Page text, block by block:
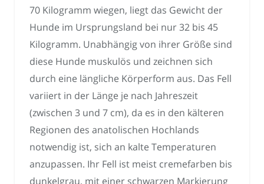
70 Kilogramm wiegen, liegt das Gewicht der
Hunde im Ursprungsland bei nur 32 bis 45
Kilogramm. Unabhängig von ihrer Größe sind
diese Hunde muskulös und zeichnen sich
durch eine längliche Körperform aus. Das Fell
variiert in der Länge je nach Jahreszeit
(zwischen 3 und 7 cm), da es in den kälteren
Regionen des anatolischen Hochlands
notwendig ist, sich an kalte Temperaturen
anzupassen. Ihr Fell ist meist cremefarben bis
dunkelgrau, mit einer schwarzen Markierung